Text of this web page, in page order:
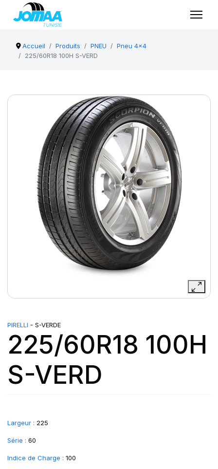
Accueil Produits PNEU
Pneu 4x4
225/60R18 100H S-VERD
PIRELLI - S-VERDE
225/60R18 100H
S-VERD
Largeur : 225
Série : 60
Indice de Charge : 100